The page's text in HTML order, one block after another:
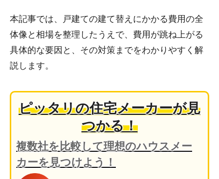
本記事では、戸建ての建て替えにかかる費用の全
体像と相場を整理したうえで、費用が跳ね上がる
具体的な要因と、その対策までをわかりやすく解
説します。
ピッタリの住宅メーカーが見
つかる！
複数社を比較して理想のハウスメー
カーを見つけよう！